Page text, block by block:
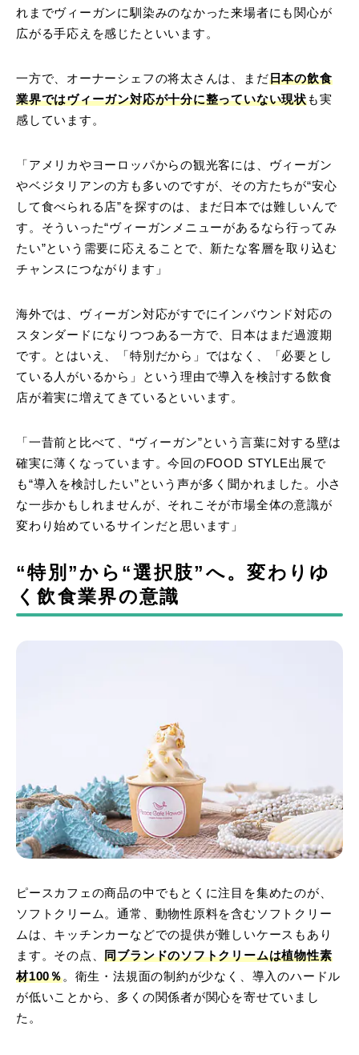
れまでヴィーガンに馴染みのなかった来場者にも関心が
広がる手応えを感じたといいます。
一方で、オーナーシェフの将太さんは、まだ日本の飲食
業界ではヴィーガン対応が十分に整っていない現状も実
感しています。
「アメリカやヨーロッパからの観光客には、ヴィーガン
やベジタリアンの方も多いのですが、その方たちが“安心
して食べられる店”を探すのは、まだ日本では難しいんで
す。そういった“ヴィーガンメニューがあるなら行ってみ
たい”という需要に応えることで、新たな客層を取り込む
チャンスにつながります」
海外では、ヴィーガン対応がすでにインバウンド対応の
スタンダードになりつつある一方で、日本はまだ過渡期
です。とはいえ、「特別だから」ではなく、「必要とし
ている人がいるから」という理由で導入を検討する飲食
店が着実に増えてきているといいます。
「一昔前と比べて、“ヴィーガン”という言葉に対する壁は
確実に薄くなっています。今回のFOOD STYLE出展で
も“導入を検討したい”という声が多く聞かれました。小さ
な一歩かもしれませんが、それこそが市場全体の意識が
変わり始めているサインだと思います」
“特別”から“選択肢”へ。変わりゆ
く飲食業界の意識
ピースカフェの商品の中でもとくに注目を集めたのが、
ソフトクリーム。通常、動物性原料を含むソフトクリー
ムは、キッチンカーなどでの提供が難しいケースもあり
ます。その点、同ブランドのソフトクリームは植物性素
材100％。衛生・法規面の制約が少なく、導入のハードル
が低いことから、多くの関係者が関心を寄せていまし
た。